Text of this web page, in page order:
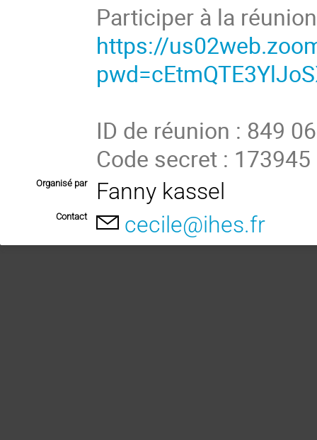
Participer à la
https://
ID de réunion : 849
Code secret : 173945
Organisé par Fanny kassel
Contact cecile@ihes.fr